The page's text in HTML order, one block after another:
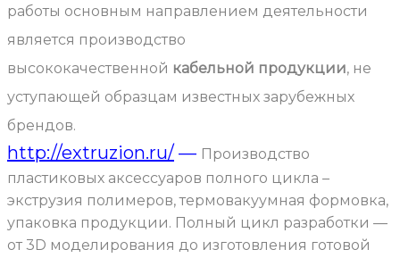
работы основным направлением деятельности
является производство
высококачественной кабельной продукции, не
уступающей образцам известных зарубежных
брендов.
http://extruzion.ru/ — Производство
пластиковых аксессуаров полного цикла –
экструзия полимеров, термовакуумная формовка,
упаковка продукции. Полный цикл разработки —
от 3D моделирования до изготовления готовой